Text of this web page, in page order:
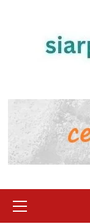
Menu